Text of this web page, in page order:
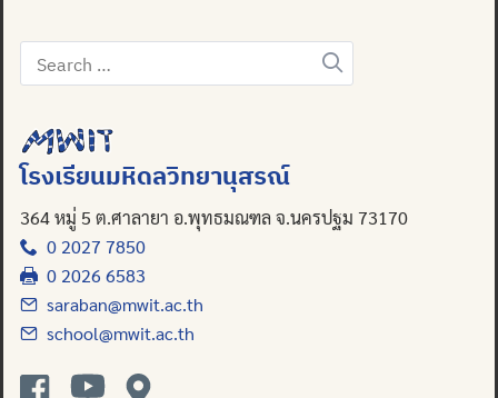
for:
Search
for:
โรงเรียนมหิดลวิทยานุสรณ์
364 หมู่ 5 ต.ศาลายา อ.พุทธมณฑล จ.นครปฐม 73170
0 2027 7850
0 2026 6583
saraban@mwit.ac.th
school@mwit.ac.th